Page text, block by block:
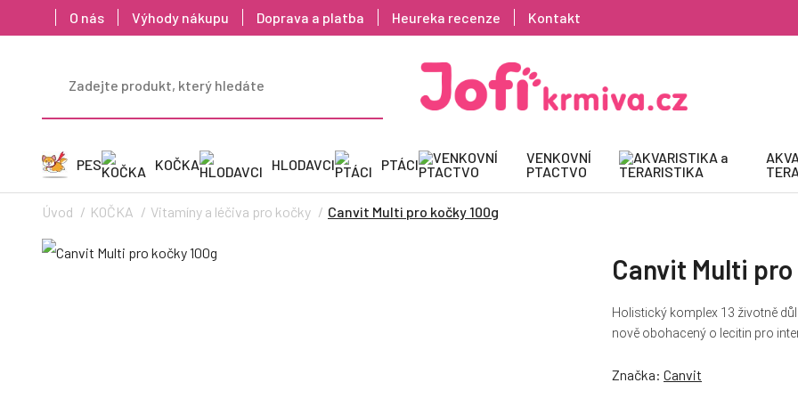
O nás Výhody nákupu Doprava a platba Heureka recenze Kontakt
PES KOČKA HLODAVCI PTÁCI
VENKOVNÍ
PTACTVO
Úvod KOČKA Vitamíny a léčiva pro kočky Canvit Multi pro kočky 100g
Canvit Multi
Holistický komplex 13 životně
nově obohacený o lecitin pro
Značka: Canvit